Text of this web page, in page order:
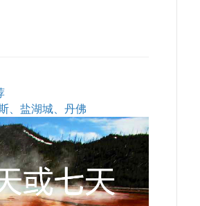
、盐湖城、丹佛